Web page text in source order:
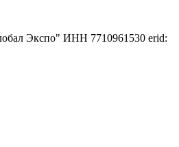
Экспо" ИНН 7710961530 erid: